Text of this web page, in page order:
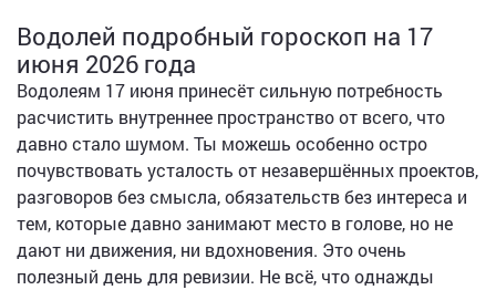
Водолей подробный гороскоп на 17
июня 2026 года
Водолеям 17 июня принесёт сильную потребность
расчистить внутреннее пространство от всего, что
давно стало шумом. Ты можешь особенно остро
почувствовать усталость от незавершённых проектов,
разговоров без смысла, обязательств без интереса и
тем, которые давно занимают место в голове, но не
дают ни движения, ни вдохновения. Это очень
полезный день для ревизии. Не всё, что однажды